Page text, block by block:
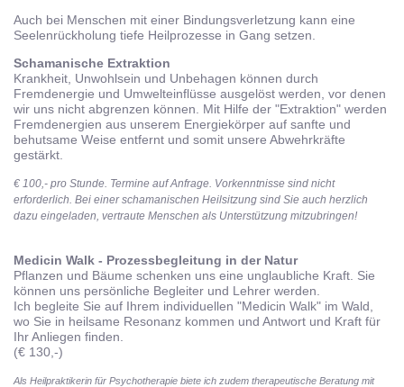
Auch bei Menschen mit einer Bindungsverletzung kann eine
Seelenrückholung tiefe Heilprozesse in Gang setzen.
Schamanische Extraktion
Krankheit, Unwohlsein und Unbehagen können durch
Fremdenergie und Umwelteinflüsse ausgelöst werden, vor denen
wir uns nicht abgrenzen können. Mit Hilfe der "Extraktion" werden
Fremdenergien aus unserem Energiekörper auf sanfte und
behutsame Weise entfernt und somit unsere Abwehrkräfte
gestärkt.
€ 100,- pro Stunde. Termine auf Anfrage. Vorkenntnisse sind nicht
erforderlich. Bei einer schamanischen Heilsitzung sind Sie auch herzlich
dazu eingeladen, vertraute Menschen als Unterstützung mitzubringen!
Medicin Walk - Prozessbegleitung in der Natur
Pflanzen und Bäume schenken uns eine unglaubliche Kraft. Sie
können uns persönliche Begleiter und Lehrer werden.
Ich begleite Sie auf Ihrem individuellen "Medicin Walk" im Wald,
wo Sie in heilsame Resonanz kommen und Antwort und Kraft für
Ihr Anliegen finden.
(€ 130,-)
Als Heilpraktikerin für Psychotherapie biete ich zudem therapeutische Beratung mit